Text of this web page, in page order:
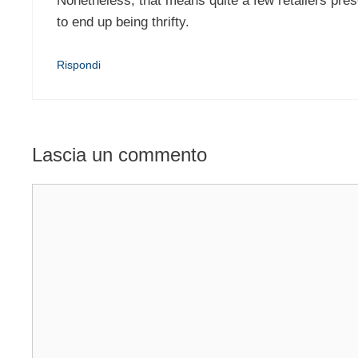
to end up being thrifty.
Rispondi
Lascia un commento